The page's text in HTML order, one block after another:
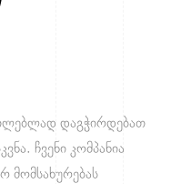
დაგჭირდებათ
ჩვენი კომპანია